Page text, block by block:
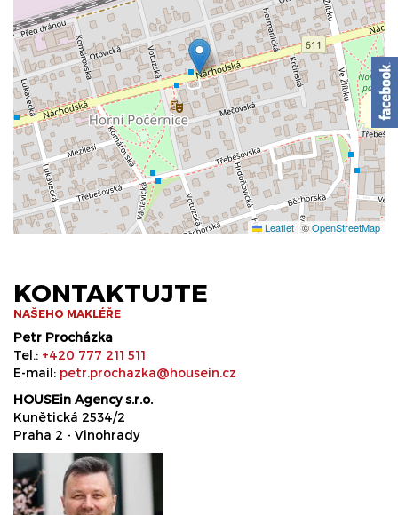
Leaflet |©OpenStreetMap
KONTAKTUJTE
NAŠEHO MAKLÉŘE
Petr Procházka
Tel.: +420 777 211 511
E-mail: petr.prochazka@housein.cz
HOUSEin Agency s.r.o.
Kunětická 2534/2
Praha 2 - Vinohrady